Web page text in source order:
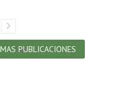
PUBLICACIONES